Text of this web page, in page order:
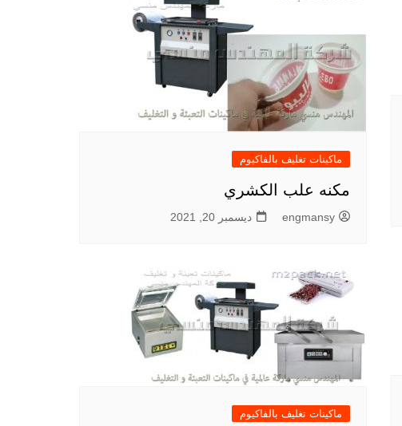
ماكينات تغليف بالفاكيوم
مكنه علب الكشري
engmansy ديسمبر 20, 2021
ماكينات تغليف بالفاكيوم